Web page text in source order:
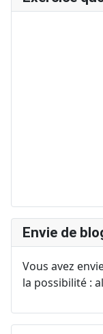
Envie de
Vous avez
la possibilité :